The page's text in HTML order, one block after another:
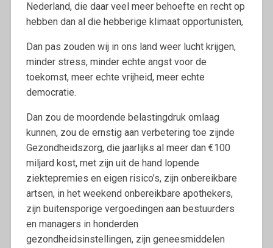
Nederland, die daar veel meer behoefte en recht op
hebben dan al die hebberige klimaat opportunisten,
Dan pas zouden wij in ons land weer lucht krijgen,
minder stress, minder echte angst voor de
toekomst, meer echte vrijheid, meer echte
democratie.
Dan zou de moordende belastingdruk omlaag
kunnen, zou de ernstig aan verbetering toe zijnde
Gezondheidszorg, die jaarlijks al meer dan €100
miljard kost, met zijn uit de hand lopende
ziektepremies en eigen risico’s, zijn onbereikbare
artsen, in het weekend onbereikbare apothekers,
zijn buitensporige vergoedingen aan bestuurders
en managers in honderden
gezondheidsinstellingen, zijn geneesmiddelen